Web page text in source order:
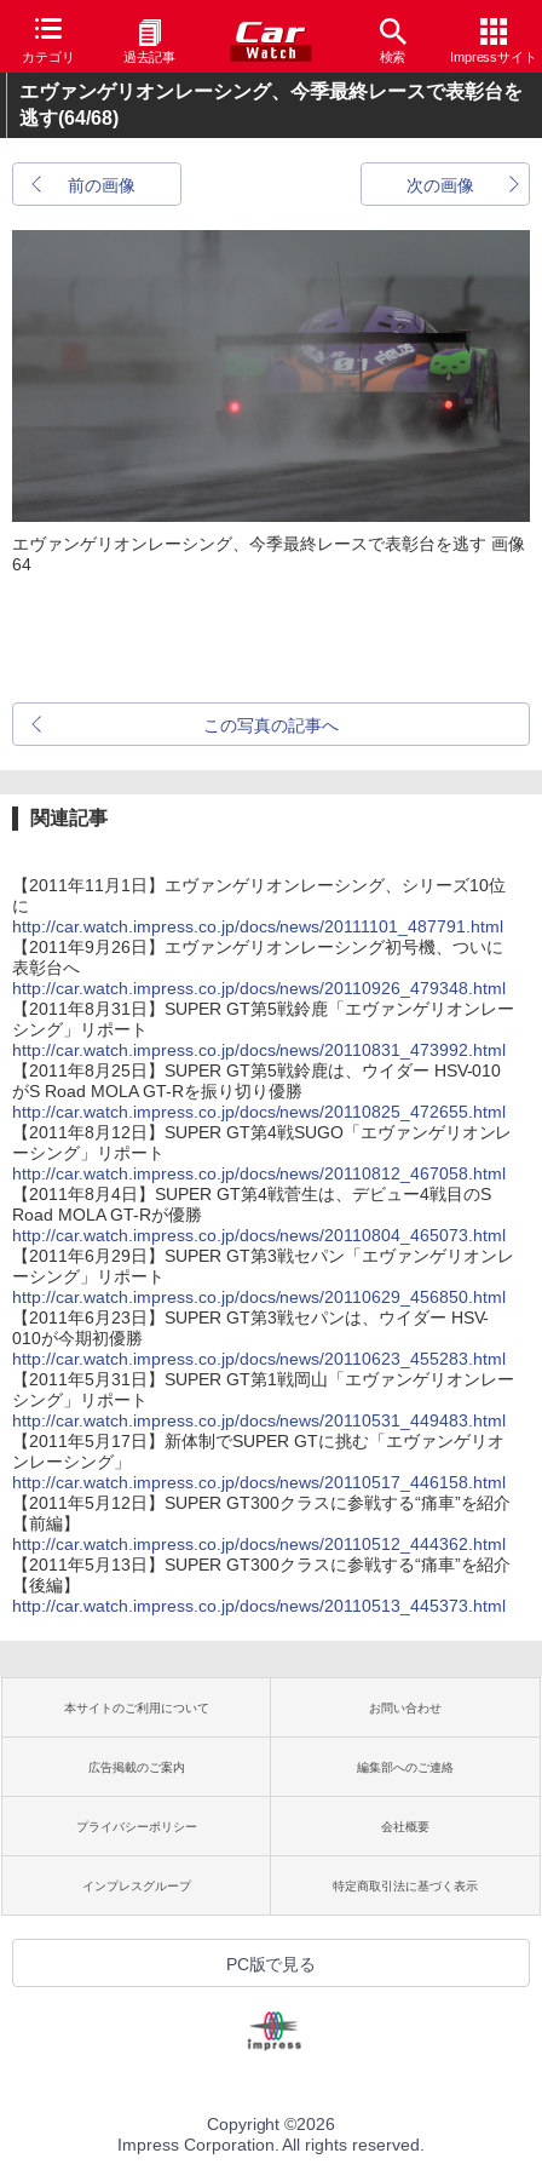
カテゴリ 過去記事 検索 Impressサイト
エヴァンゲリオンレーシング、今季最終レースで表彰台を
逃す(64/68)
前の画像 次の画像
エヴァンゲリオンレーシング、今季最終レースで表彰台を逃す 画像
64
この写真の記事へ
関連記事
【2011年11月1日】エヴァンゲリオンレーシング、シリーズ10位
に
http://car.watch.impress.co.jp/docs/news/20111101_487791.html
【2011年9月26日】エヴァンゲリオンレーシング初号機、ついに
表彰台へ
http://car.watch.impress.co.jp/docs/news/20110926_479348.html
【2011年8月31日】SUPER GT第5戦鈴鹿「エヴァンゲリオンレー
シング」リポート
http://car.watch.impress.co.jp/docs/news/20110831_473992.html
【2011年8月25日】SUPER GT第5戦鈴鹿は、ウイダー HSV-010
がS Road MOLA GT-Rを振り切り優勝
http://car.watch.impress.co.jp/docs/news/20110825_472655.html
【2011年8月12日】SUPER GT第4戦SUGO「エヴァンゲリオンレ
ーシング」リポート
http://car.watch.impress.co.jp/docs/news/20110812_467058.html
【2011年8月4日】SUPER GT第4戦菅生は、デビュー4戦目のS
Road MOLA GT-Rが優勝
http://car.watch.impress.co.jp/docs/news/20110804_465073.html
【2011年6月29日】SUPER GT第3戦セパン「エヴァンゲリオンレ
ーシング」リポート
http://car.watch.impress.co.jp/docs/news/20110629_456850.html
【2011年6月23日】SUPER GT第3戦セパンは、ウイダー HSV-
010が今期初優勝
http://car.watch.impress.co.jp/docs/news/20110623_455283.html
【2011年5月31日】SUPER GT第1戦岡山「エヴァンゲリオンレー
シング」リポート
http://car.watch.impress.co.jp/docs/news/20110531_449483.html
【2011年5月17日】新体制でSUPER GTに挑む「エヴァンゲリオ
ンレーシング」
http://car.watch.impress.co.jp/docs/news/20110517_446158.html
【2011年5月12日】SUPER GT300クラスに参戦する“痛車”を紹介
【前編】
http://car.watch.impress.co.jp/docs/news/20110512_444362.html
【2011年5月13日】SUPER GT300クラスに参戦する“痛車”を紹介
【後編】
http://car.watch.impress.co.jp/docs/news/20110513_445373.html
本サイトのご利用について お問い合わせ
広告掲載のご案内 編集部へのご連絡
プライバシーポリシー 会社概要
インプレスグループ 特定商取引法に基づく表示
PC版で見る
Copyright ©2026
Impress Corporation. All rights reserved.